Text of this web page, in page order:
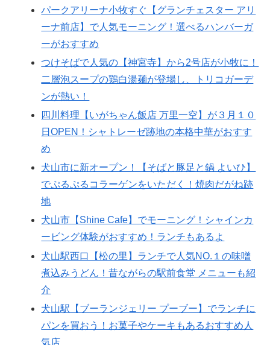
パークアリーナ小牧すぐ【グランチェスター アリ
ーナ前店】で人気モーニング！選べるハンバーガ
ーがおすすめ
つけそばで人気の【神宮寺】から2号店が小牧に！
二層泡スープの鶏白湯麺が登場し、トリコガーデ
ンが熱い！
四川料理【いがちゃん飯店 万里一空】が３月１０
日OPEN！シャトレーゼ跡地の本格中華がおすす
め
犬山市に新オープン！【そばと豚足と鍋 よいひ】
でぷるぷるコラーゲンをいただく！焼肉だがね跡
地
犬山市【Shine Cafe】でモーニング！シャインカ
ービング体験がおすすめ！ランチもあるよ
犬山駅西口【松の里】ランチで人気NO.１の味噌
煮込みうどん！昔ながらの駅前食堂 メニューも紹
介
犬山駅【ブーランジェリー プーブー】でランチに
パンを買おう！お菓子やケーキもあるおすすめ人
気店